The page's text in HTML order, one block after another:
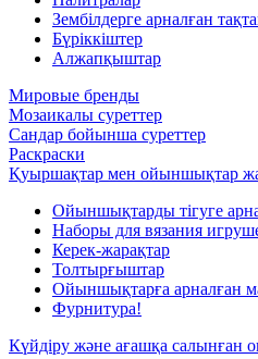
Зембілдерге арналған
Бүріккіштер
Алжапқыштар
Мировые бренды
Мозаикалы суреттер
Сандар бойынша суреттер
Раскраски
Қуыршақтар мен ойыншықтар
Ойыншықтарды тігуге
Наборы для вязания
Керек-жарақтар
Толтырғыштар
Ойыншықтарға арналған
Фурнитура!
Күйдіру және ағашқа салынған